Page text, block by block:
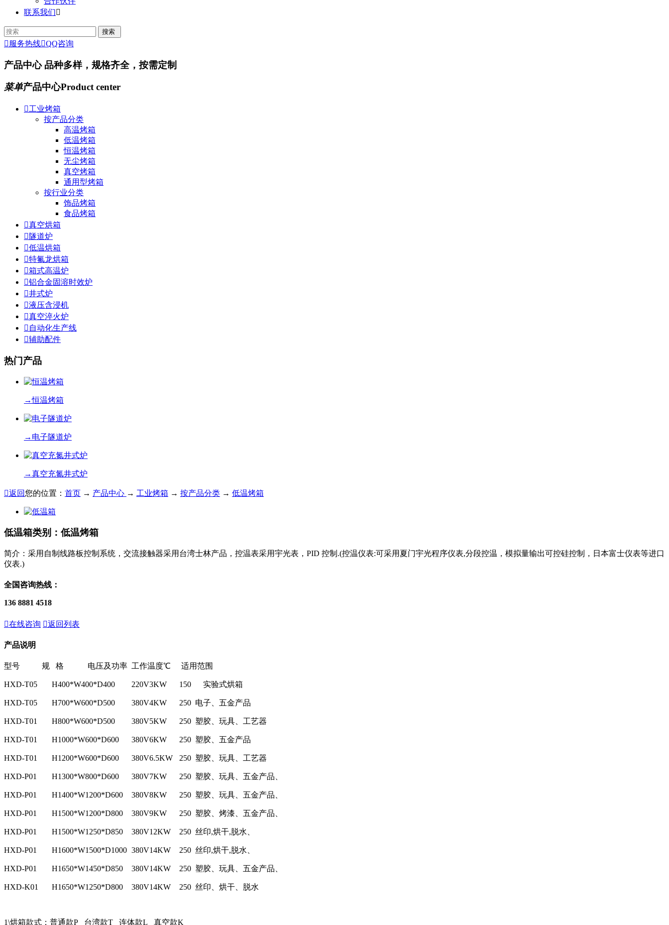
联系我们
 服务热线QQ咨询
产品中心 品种多样，规格齐全，按需定制
菜单产品中心Product center
工业烤箱
按产品分类
高温烤箱
低温烤箱
恒温烤箱
无尘烤箱
真空烤箱
通用型烤箱
按行业分类
饰品烤箱
食品烤箱
真空烘箱
隧道炉
低温烘箱
特氟龙烘箱
箱式高温炉
铝合金固溶时效炉
井式炉
液压含浸机
真空淬火炉
 自动化生产线
辅助配件
热门产品
→恒温烤箱
→ 电子隧道炉
→真空充氮井式炉
返回您的位置： 首页 → 产品中心 → 工业烤箱 → 按产品分类 → 低温烤箱
低温箱类别：低温烤箱
简介：采用自制线路板控制系统，交流接触器采用台湾士林产品，控温表采用宇光表，PID 控制.(控温仪表:可采用夏门宇光程序仪表,分段控温，模拟量输出可控硅控制，日本富士仪表等进口
仪表.)
全国咨询热线：
136 8881 4518
在线咨询 返回列表
产品说明
型号 规 格 电压及功率 工作温度℃ 适用范围
HXD-T05 H400*W400*D400 220V3KW 150 实验式烘箱
HXD-T05 H700*W600*D500 380V4KW 250 电子、五金产品
HXD-T01 H800*W600*D500 380V5KW 250 塑胶、玩具、工艺器
HXD-T01 H1000*W600*D600 380V6KW 250 塑胶、五金产品
HXD-T01 H1200*W600*D600 380V6.5KW 250 塑胶、玩具、工艺器
HXD-P01 H1300*W800*D600 380V7KW 250 塑胶、玩具、五金产品、
HXD-P01 H1400*W1200*D600 380V8KW 250 塑胶、玩具、五金产品、
HXD-P01 H1500*W1200*D800 380V9KW 250 塑胶、烤漆、五金产品、
HXD-P01 H1500*W1250*D850 380V12KW 250 丝印,烘干,脱水、
HXD-P01 H1600*W1500*D1000 380V14KW 250 丝印,烘干,脱水、
HXD-P01 H1650*W1450*D850 380V14KW 250 塑胶、玩具、五金产品、
HXD-K01 H1650*W1250*D800 380V14KW 250 丝印、烘干、脱水
1\烘箱款式：普通款P 台湾款T 连体款L 真空款K